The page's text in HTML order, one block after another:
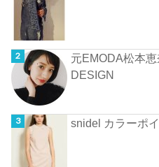
元EMODA松本
DESIGN
snidel カラーポ